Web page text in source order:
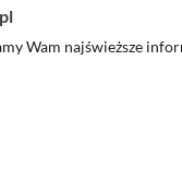
Wam najświeższe